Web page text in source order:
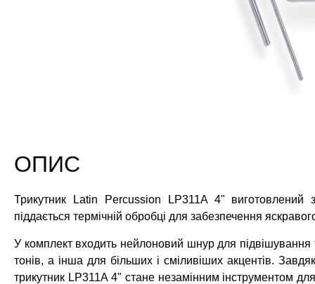
ОПИС
Трикутник Latin Percussion LP311A 4" виготовлений
піддається термічній обробці для забезпечення
У комплект входить нейлоновий шнур для підвішування
тонів, а інша для більших і сміливіших акцентів.
трикутник LP311A 4" стане незамінним інструментом